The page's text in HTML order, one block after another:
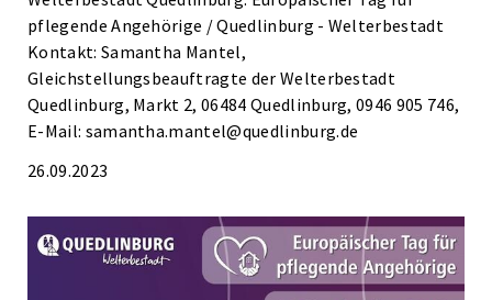
pflegende Angehörige / Quedlinburg - Welterbestadt
Kontakt: Samantha Mantel,
Gleichstellungsbeauftragte der Welterbestadt
Quedlinburg, Markt 2, 06484 Quedlinburg, 0946 905 746,
E-Mail: samantha.mantel@quedlinburg.de
26.09.2023